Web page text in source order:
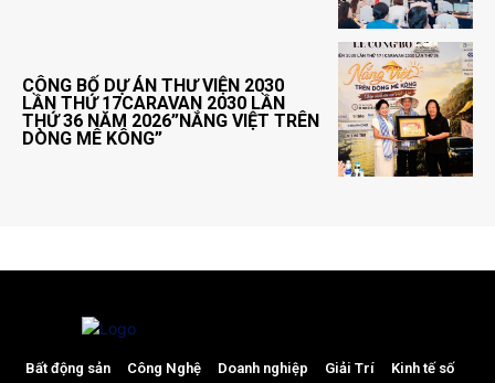
CÔNG BỐ DỰ ÁN THƯ VIỆN 2030
LẦN THỨ 17CARAVAN 2030 LẦN
THỨ 36 NĂM 2026”NẮNG VIỆT TRÊN
DÒNG MÊ KÔNG”
Bất động sản Công Nghệ Doanh nghiệp Giải Trí
Kinh tế số